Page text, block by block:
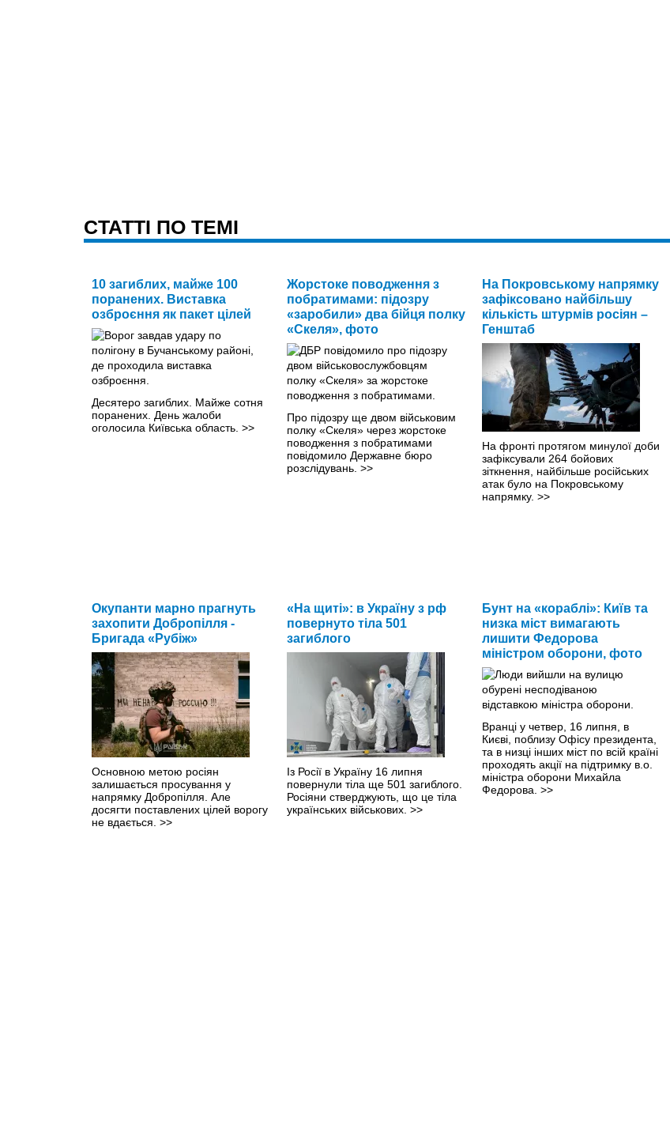
CТАТТІ ПО ТЕМІ
10 загиблих, майже 100
поранених. Виставка
озброєння як пакет цілей
Десятеро загиблих. Майже сотня
поранених. День жалоби
оголосила Київська область. >>
Жорстоке поводження з
побратимами: підозру
«заробили» два бійця полку
«Скеля», фото
Про підозру ще двом військовим
полку «Скеля» через жорстоке
поводження з побратимами
повідомило Державне бюро
розслідувань. >>
На Покровському напрямку
зафіксовано найбільшу
кількість штурмів росіян –
Генштаб
На фронті протягом минулої доби
зафіксували 264 бойових
зіткнення, найбільше російських
атак було на Покровському
напрямку. >>
Окупанти марно прагнуть
захопити Добропілля -
Бригада «Рубіж»
Основною метою росіян
залишається просування у
напрямку Добропілля. Але
досягти поставлених цілей ворогу
не вдається. >>
«На щиті»: в Україну з рф
повернуто тіла 501
загиблого
Із Росії в Україну 16 липня
повернули тіла ще 501 загиблого.
Росіяни стверджують, що це тіла
українських військових. >>
Бунт на «кораблі»: Київ та
низка міст вимагають
лишити Федорова
міністром оборони, фото
Вранці у четвер, 16 липня, в
Києві, поблизу Офісу президента,
та в низці інших міст по всій країні
проходять акції на підтримку в.о.
міністра оборони Михайла
Федорова. >>